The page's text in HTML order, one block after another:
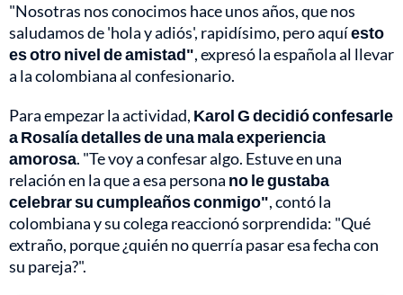
"Nosotras nos conocimos hace unos años, que nos
saludamos de 'hola y adiós', rapidísimo, pero aquíesto
es otro nivel de amistad", expresó la española al llevar
a la colombiana al confesionario.
Para empezar la actividad, Karol G decidió confesarle
a Rosalía detalles de una mala experiencia
amorosa. "Te voy a confesar algo. Estuve en una
relación en la que a esa persona no le gustaba
celebrar su cumpleaños conmigo", contó la
colombiana y su colega reaccionó sorprendida: "Qué
extraño, porque ¿quién no querría pasar esa fecha con
su pareja?".